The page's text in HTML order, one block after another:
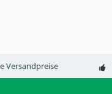
Versandpreise